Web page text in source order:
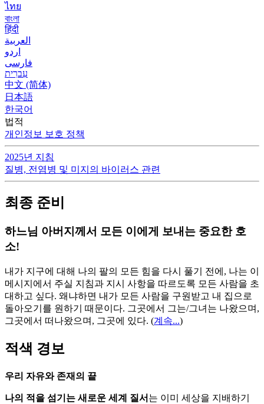
ไทย
বাংলা
हिंदी
العربية
اردو
فارسی
עִברִית
中文 (简体)
日本語
한국어
법적
개인정보 보호 정책
2025년 지침
질병, 전염병 및 미지의 바이러스 관련
최종 준비
하느님 아버지께서 모든 이에게 보내는 중요한 호
소!
내가 지구에 대해 나의 팔의 모든 힘을 다시 풀기 전에, 나는 이
메시지에서 주실 지침과 지시 사항을 따르도록 모든 사람을 초
대하고 싶다. 왜냐하면 내가 모든 사람을 구원받고 내 집으로
돌아오기를 원하기 때문이다. 그곳에서 그는/그녀는 나왔으며,
그곳에서 떠나왔으며, 그곳에 있다. (계속...)
적색 경보
우리 자유와 존재의 끝
나의 적을 섬기는 새로운 세계 질서 는 이미 세상을 지배하기